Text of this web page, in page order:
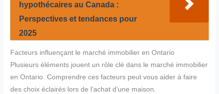
hypothécaires au Canada :
Perspectives et tendances pour
2025
Facteurs influençant le marché immobilier en Ontario
Plusieurs éléments jouent un rôle clé dans le marché immobilier
en Ontario. Comprendre ces facteurs peut vous aider à faire
des choix éclairés lors de l’achat d’une maison.